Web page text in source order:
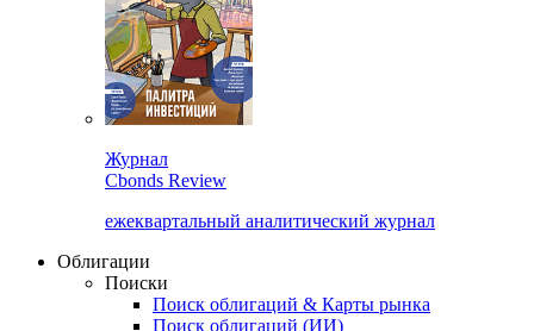
Cbonds Review
ежеквартальный аналитический журнал